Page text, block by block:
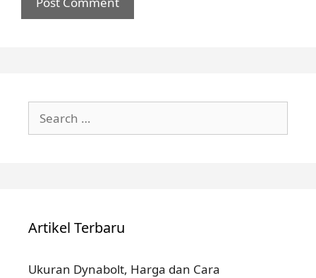
Search
for:
Artikel Terbaru
Ukuran Dynabolt, Harga dan Cara